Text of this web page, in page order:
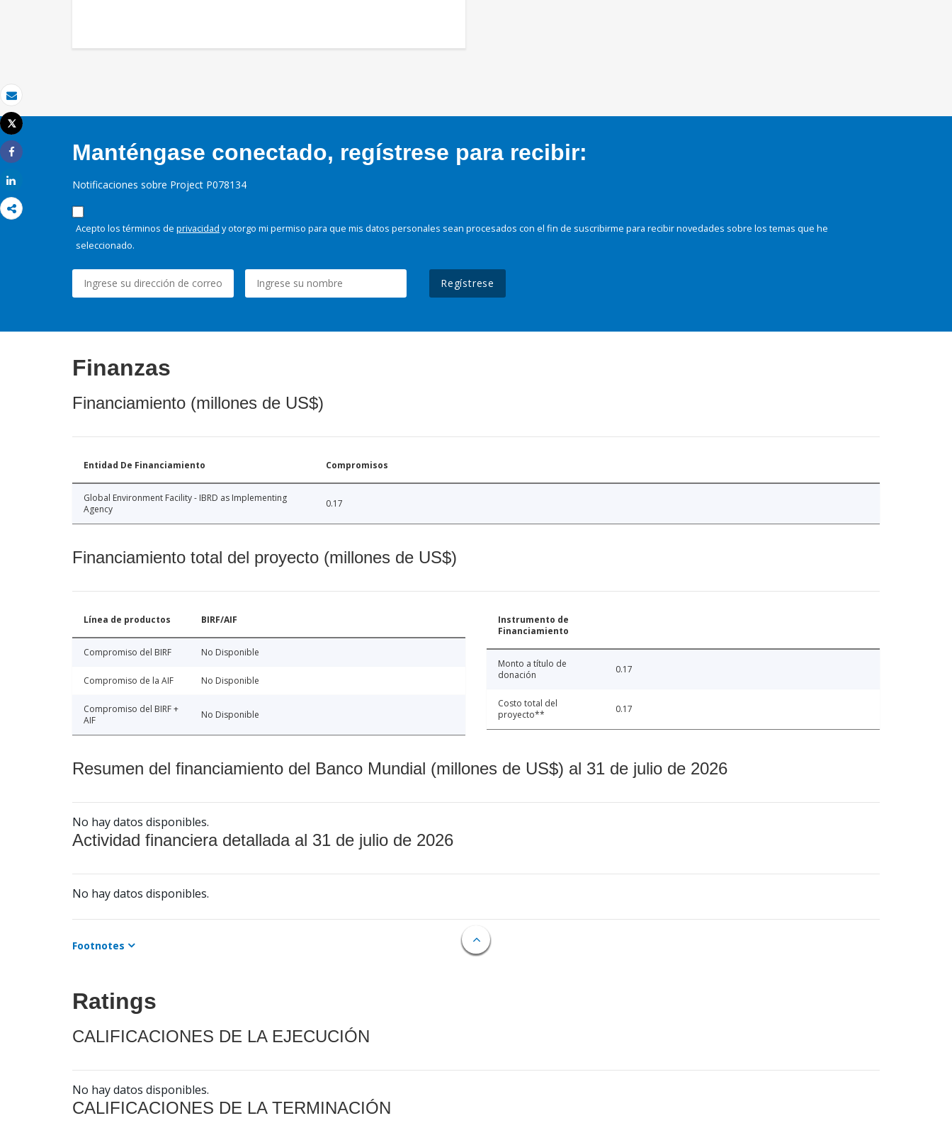
Correo electrónico
Imprimir
Tweet
Share
Manténgase conectado, regístrese para recibir:
Notificaciones sobre Project P078134
Acepto los términos de privacidad y otorgo mi permiso para que mis datos personales sean procesados con el fin de suscribirme para recibir novedades sobre los temas que he
seleccionado.
Regístrese
Finanzas
Financiamiento (millones de US$)
Entidad De Financiamiento Compromisos
Global Environment Facility - IBRD as Implementing
Agency
0.17
Financiamiento total del proyecto (millones de US$)
Línea de productos BIRF/AIF
Compromiso del BIRF No Disponible
Compromiso de la AIF No Disponible
Compromiso del BIRF +
AIF
No Disponible
Instrumento de
Financiamiento
Monto a título de
donación
0.17
Costo total del
proyecto**
0.17
Resumen del financiamiento del Banco Mundial (millones de US$) al 31 de julio de 2026
No hay datos disponibles.
Actividad financiera detallada al 31 de julio de 2026
No hay datos disponibles.
Footnotes
Ratings
CALIFICACIONES DE LA EJECUCIÓN
No hay datos disponibles.
CALIFICACIONES DE LA TERMINACIÓN